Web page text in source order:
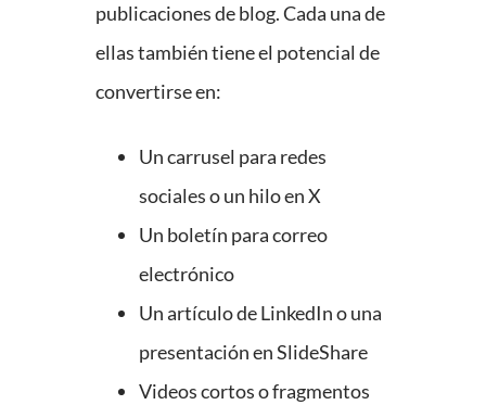
publicaciones de blog. Cada una de
ellas también tiene el potencial de
convertirse en:
Un carrusel para redes
sociales o un hilo en X
Un boletín para correo
electrónico
Un artículo de LinkedIn o una
presentación en SlideShare
Videos cortos o fragmentos